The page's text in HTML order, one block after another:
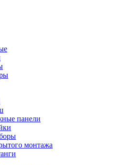
панели
монтажа